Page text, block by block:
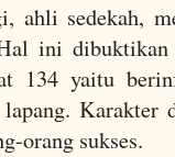
ahli sedekah,
ini
134 yaitu
Karakter
orang sukses.